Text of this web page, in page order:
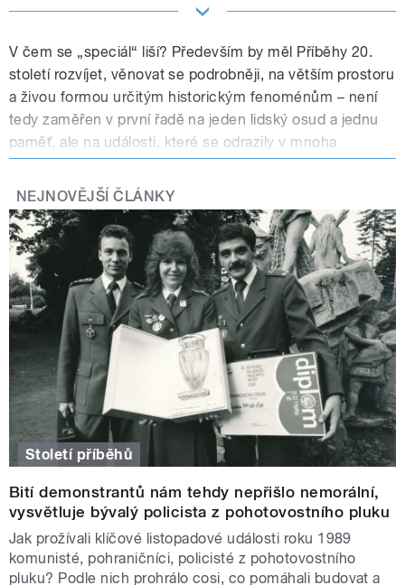
V čem se „speciál“ liší? Především by měl Příběhy 20.
století rozvíjet, věnovat se podrobněji, na větším prostoru
a živou formou určitým historickým fenoménům – není
tedy zaměřen v první řadě na jeden lidský osud a jednu
paměť, ale na události, které se odrazily v mnoha
životech.
Století příběhů se soustředí na témata, která ukazují, co
se ve 20. století české společnosti přihodilo, a přitom
jsou mnohdy opomíjená, zapomínaná nebo je jejich
převládající interpretace sporná.
NEJNOVĚJŠÍ ČLÁNKY
Století příběhů
Bití demonstrantů nám tehdy nepřišlo nemorální,
vysvětluje bývalý policista z pohotovostního pluku
Jak prožívali klíčové listopadové události roku 1989
komunisté, pohraničníci, policisté z pohotovostního
pluku? Podle nich prohrálo cosi, co pomáhali budovat a